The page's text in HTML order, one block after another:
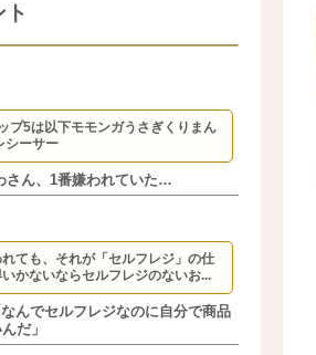
プ5は以下モモンガうさぎくりまん
ーサー
さん、1番嫌われていた…
ても、それが「セルフレジ」の仕
かないならセルフレジのないお...
んでセルフレジなのに自分で商品
だ」